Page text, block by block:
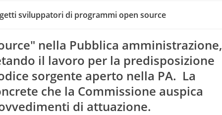
sviluppatori di programmi open source
nella Pubblica amministrazione,
il lavoro per la predisposizione
sorgente aperto nella PA. La
che la Commissione auspica
di attuazione.